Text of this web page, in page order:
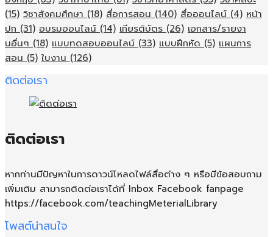
(15) วิชาสังคมศึกษา (18) สื่อการสอน (140) สื่อออนไลน์ (4) หน้า
ปก (31) อบรมออนไลน์ (14) เกียรติบัตร (26) เอกสาร/รายงา
นอื่นๆ (18) แบบทดสอบออนไลน์ (33) แบบฝึกหัด (5) แผนการ
สอน (5) ใบงาน (126)
ติดต่อเรา
ติดต่อเรา
หากท่านมีปัญหาในการดาวน์โหลดไฟล์สื่อต่าง ๆ หรือมีข้อสอบถาม
เพิ่มเติม สามารถติดต่อเราได้ที่ Inbox Facebook fanpage
https://facebook.com/teachingMeterialLibrary
โพสต์น่าสนใจ